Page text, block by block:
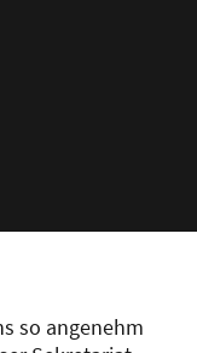
so angenehm